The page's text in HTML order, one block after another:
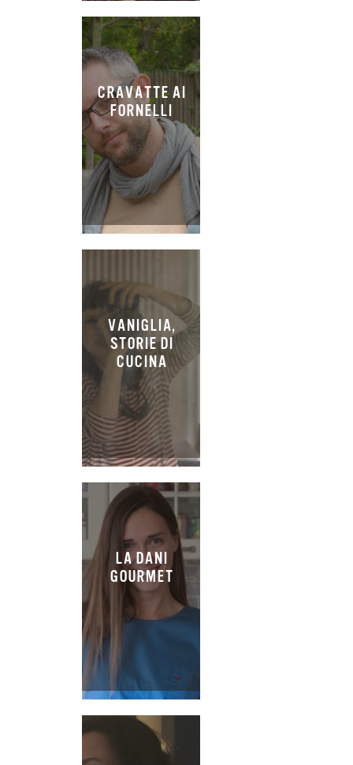
CRAVATTE AI
FORNELLI
VANIGLIA,
STORIE DI
CUCINA
LA DANI
GOURMET